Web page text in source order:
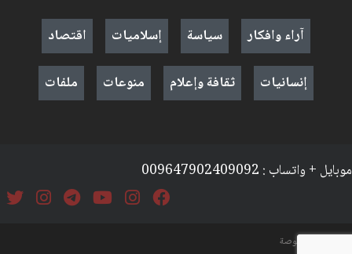
آراء وافكار
سياسة إسلاميات
اقتصاد
إنسانيات
ثقافة وإعلام منوعات ملفات
موبايل + واتساب : 009647902409092
السياسة والخصوصة